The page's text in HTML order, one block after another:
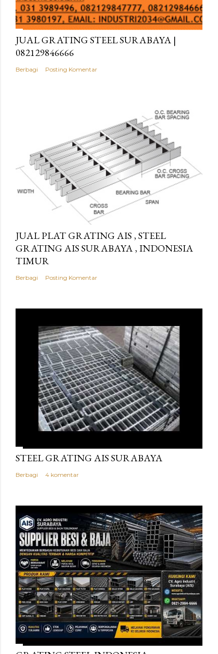
JUAL GRATING STEEL SURABAYA |
082129846666
Berbagi Posting Komentar
JUAL PLAT GRATING AIS , STEEL
GRATING AIS SURABAYA , INDONESIA
TIMUR
Berbagi Posting Komentar
STEEL GRATING AIS SURABAYA
Berbagi 4 komentar